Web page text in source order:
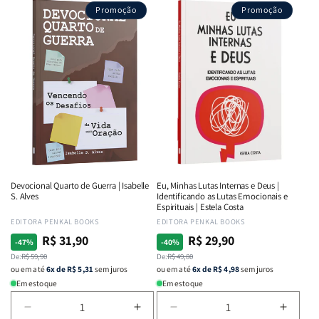
Promoção
Devocional Quarto de Guerra | Isabelle
S. Alves
Fornecedor:
EDITORA PENKAL BOOKS
-47%
Preço
normal
De:R$ 59,90
Preço
promocional
R$ 31,90
ou em até6x de R$ 5,31 sem juros
Em estoque
Aumentar
Promoção
Eu, Minhas Lutas Internas e Deus |
Identificando as Lutas Emocionais e
Espirituais | Estela Costa
Fornecedor:
EDITORA PENKAL BOOKS
-40%
Preço
normal
De:R$ 49,80
Preço
promocional
R$ 29,90
ou em até6x de R$ 4,98sem juros
Em estoque